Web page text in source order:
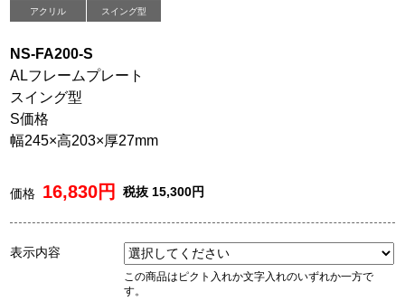
アクリル スイング型
NS-FA200-S
ALフレームプレート
スイング型
S価格
幅245×高203×厚27mm
価格 16,830円 税抜 15,300円
表示内容
この商品はピクト入れか文字入れのいずれか一方で
す。